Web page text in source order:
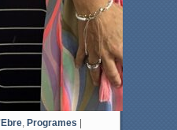
, Programes |